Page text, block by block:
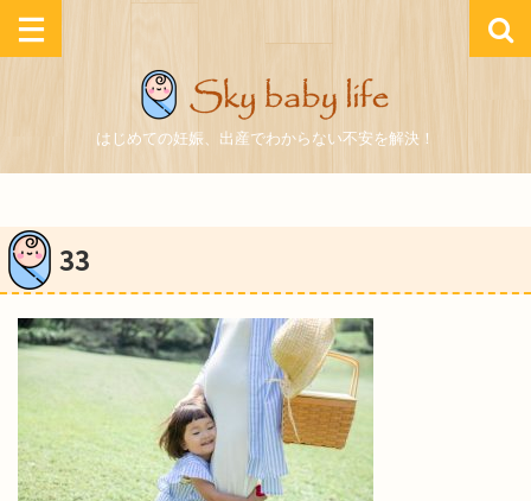
はじめての妊娠、出産でわからない不安を解決！
33